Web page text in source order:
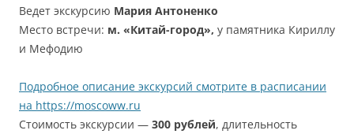
Ведет экскурсию Мария Антоненко
Место встречи: м. «Китай-город», у памятника Кириллу
и Мефодию
Подробное описание экскурсий смотрите в расписании
на https://moscoww.ru
Стоимость экскурсии — 300 рублей, длительность